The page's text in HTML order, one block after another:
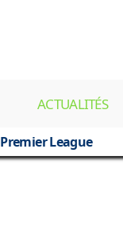
ACTUALITÉS
Premier League